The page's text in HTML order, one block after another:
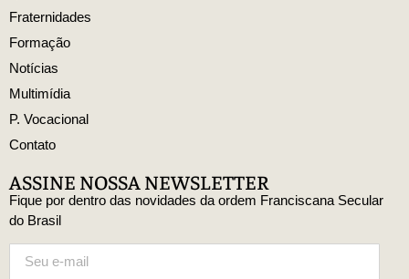
Fraternidades
Formação
Notícias
Multimídia
P. Vocacional
Contato
ASSINE NOSSA NEWSLETTER
Fique por dentro das novidades da ordem Franciscana Secular
do Brasil